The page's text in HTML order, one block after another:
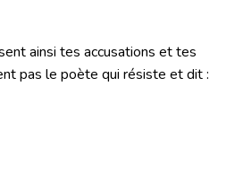
ainsi tes accusations et tes
pas le poète qui résiste et dit :